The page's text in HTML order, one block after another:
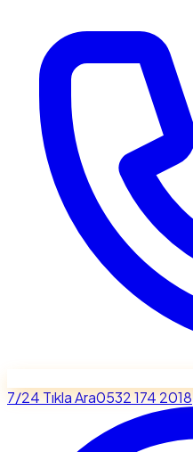
7/24 Tıkla Ara0532 174 2018